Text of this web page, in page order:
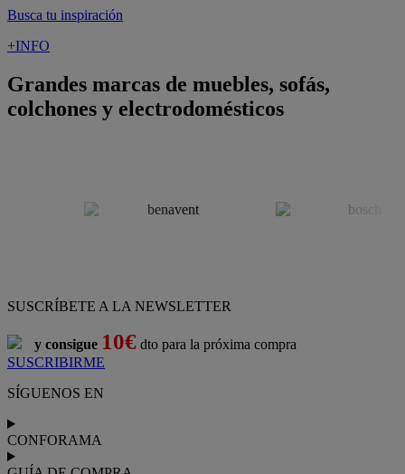
Busca tu inspiración
+INFO
Grandes marcas de muebles, sofás,
colchones y electrodomésticos
SUSCRÍBETE A LA NEWSLETTER
y consigue 10€ dto para la próxima compra
SUSCRIBIRME
SÍGUENOS EN
CONFORAMA